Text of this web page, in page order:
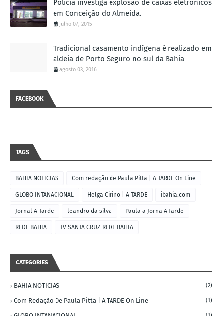
Polícia investiga explosão de caixas eletrônicos
em Conceição do Almeida.
julho 07, 2015
Tradicional casamento indígena é realizado em
aldeia de Porto Seguro no sul da Bahia
agosto 03, 2016
FACEBOOK
TAGS
BAHIA NOTICIAS Com redação de Paula Pitta | A TARDE On Line
GLOBO INTANACIONAL Helga Cirino | A TARDE ibahia.com
Jornal A Tarde leandro da silva Paula a Jorna A Tarde
REDE BAHIA TV SANTA CRUZ-REDE BAHIA
CATEGORIES
BAHIA NOTICIAS (2)
Com Redação De Paula Pitta | A TARDE On Line (1)